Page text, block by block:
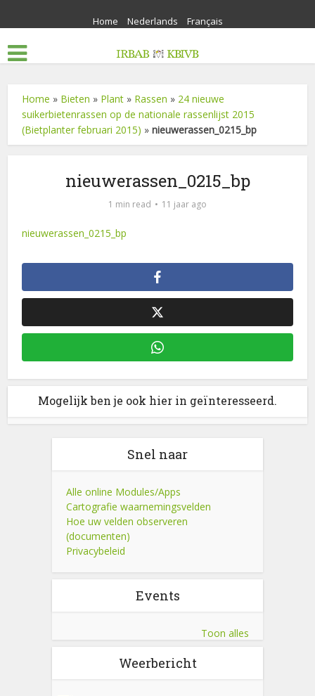
Home Nederlands Français
Home » Bieten » Plant » Rassen » 24 nieuwe
suikerbietenrassen op de nationale rassenlijst 2015
(Bietplanter februari 2015) »nieuwerassen_0215_bp
nieuwerassen_0215_bp
1 min read 11 jaar ago
nieuwerassen_0215_bp
Mogelijk ben je ook hier in geïnteresseerd.
Snel naar
Alle online Modules/Apps
Cartografie waarnemingsvelden
Hoe uw velden observeren
(documenten)
Privacybeleid
Events
Toon alles
Weerbericht